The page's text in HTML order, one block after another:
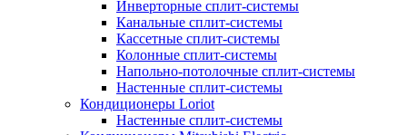
Инверторные сплит-системы
Канальные сплит-системы
Кассетные сплит-системы
Колонные сплит-системы
Напольно-потолочные сплит-системы
Настенные сплит-системы
Кондиционеры Loriot
Настенные сплит-системы